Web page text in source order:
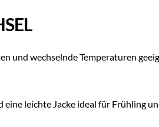
und wechselnde Temperaturen
leichte Jacke ideal für Frühling